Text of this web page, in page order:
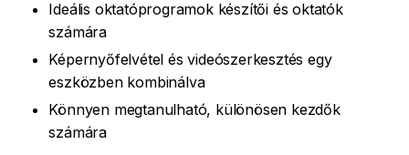
Ideális oktatóprogramok készítői és oktatók
számára
Képernyőfelvétel és videószerkesztés egy
eszközben kombinálva
Könnyen megtanulható, különösen kezdők
számára